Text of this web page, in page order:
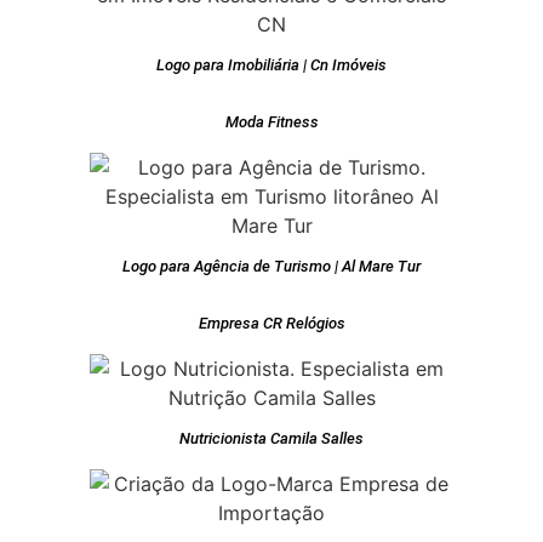
Logo para Imobiliária | Cn Imóveis
Moda Fitness
Logo para Agência de Turismo | Al Mare Tur
Empresa CR Relógios
Nutricionista Camila Salles